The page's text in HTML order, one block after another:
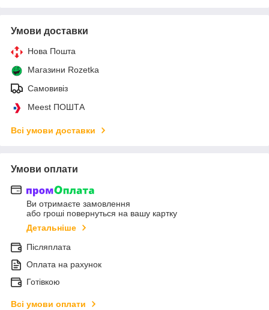
Умови доставки
Нова Пошта
Магазини Rozetka
Самовивіз
Meest ПОШТА
Всі умови доставки
Умови оплати
Ви отримаєте замовлення
або гроші повернуться на вашу картку
Детальніше
Післяплата
Оплата на рахунок
Готівкою
Всі умови оплати